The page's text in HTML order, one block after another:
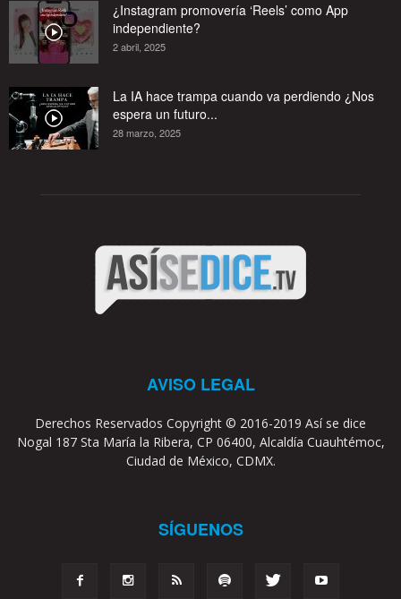
¿Instagram promovería ‘Reels’ como App
independiente?
2 abril, 2025
La IA hace trampa cuando va perdiendo ¿Nos
espera un futuro...
28 marzo, 2025
AVISO LEGAL
Derechos Reservados Copyright © 2016-2019 Así se dice
Nogal 187 Sta María la Ribera, CP 06400, Alcaldía Cuauhtémoc,
Ciudad de México, CDMX.
SÍGUENOS